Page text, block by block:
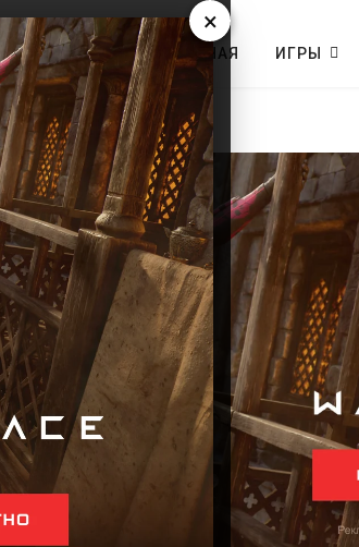
×
ГЛАВНАЯ ИГРЫ